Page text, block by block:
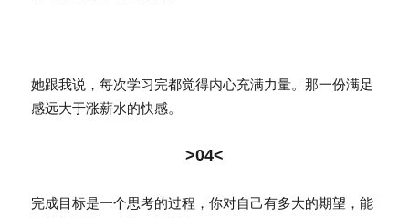
她跟我说，每次学习完都觉得内心充满力量。那一份满足
感远大于涨薪水的快感。
>04<
完成目标是一个思考的过程，你对自己有多大的期望，能